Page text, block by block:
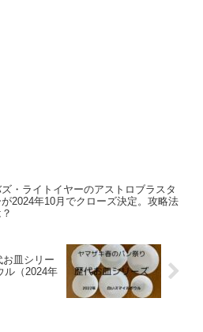
・ライトイヤーのアストロブラスタ
が2024年10月でクローズ決定。攻略法
皿シリー
ル（2024年